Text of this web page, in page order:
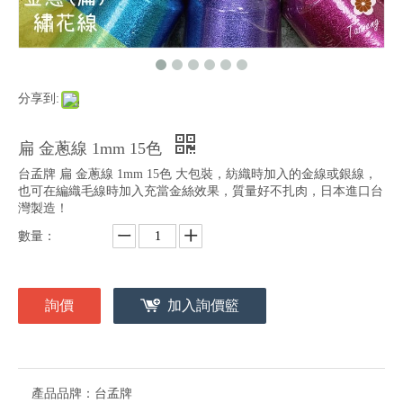
分享到:
扁 金蔥線 1mm 15色
台孟牌 扁 金蔥線 1mm 15色 大包裝，紡織時加入的金線或銀線，
也可在編織毛線時加入充當金絲效果，質量好不扎肉，日本進口台
灣製造！
數量：
詢價 加入詢價籃
產品品牌： 台孟牌